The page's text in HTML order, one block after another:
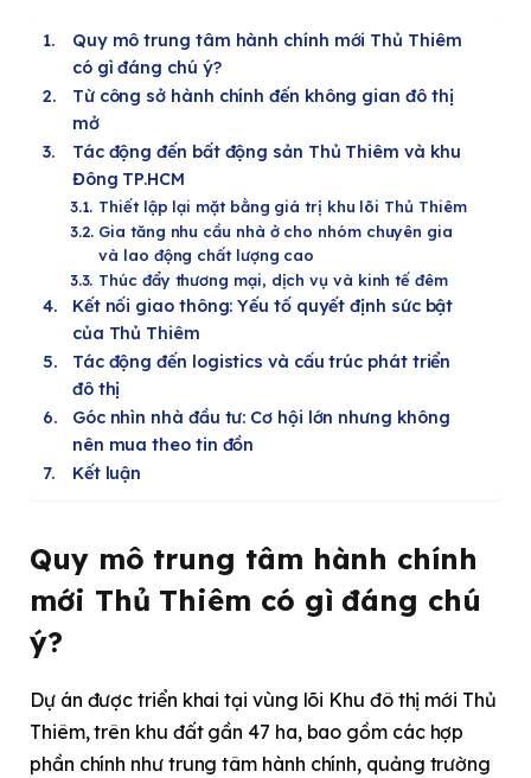
Quy mô trung tâm hành chính mới Thủ Thiêm
có gì đáng chú ý?
Từ công sở hành chính đến không gian đô thị
mở
Tác động đến bất động sản Thủ Thiêm và khu
Đông TP.HCM
Thiết lập lại mặt bằng giá trị khu lõi Thủ Thiêm
Gia tăng nhu cầu nhà ở cho nhóm chuyên gia
và lao động chất lượng cao
Thúc đẩy thương mại, dịch vụ và kinh tế đêm
Kết nối giao thông: Yếu tố quyết định sức bật
của Thủ Thiêm
Tác động đến logistics và cấu trúc phát triển
đô thị
Góc nhìn nhà đầu tư: Cơ hội lớn nhưng không
nên mua theo tin đồn
Kết luận
Quy mô trung tâm hành chính
mới Thủ Thiêm có gì đáng chú
ý?
Dự án được triển khai tại vùng lõi Khu đô thị mới Thủ
Thiêm, trên khu đất gần 47 ha, bao gồm các hợp
phần chính như trung tâm hành chính, quảng trường